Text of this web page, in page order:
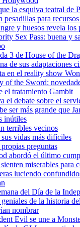
la esquiva teatral de
pesadillas para
y huesos revela los
Sex Pass: buena y
3 de House of the
de sus adaptaciones
en el reality show
of the Sword:
el tratamiento Gambit
debate sobre el
ser más grande que
inútiles
terribles vecinos
vidas más difíciles
preguntas
abordó el último
miserables para
luciendo
del Día de la
de la historia
nombrar
Evil se une a